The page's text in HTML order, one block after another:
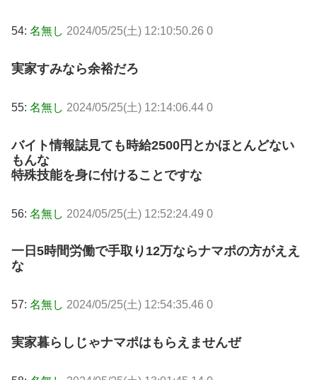
54: 名無し 2024/05/25(土) 12:10:50.26 0
実家すみなら余裕だろ
55: 名無し 2024/05/25(土) 12:14:06.44 0
バイト情報誌見ても時給2500円とかほとんどない
もんな
特殊技能を身に付けることですな
56: 名無し 2024/05/25(土) 12:52:24.49 0
一日5時間労働で手取り12万ならナマポの方がええ
な
57: 名無し 2024/05/25(土) 12:54:35.46 0
実家暮らしじゃナマポはもらえませんぜ